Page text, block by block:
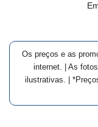
Os preços e as
internet. | As
ilustrativas. |